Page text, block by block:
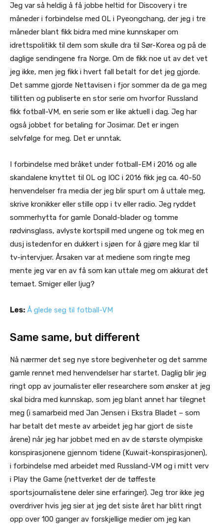
Jeg var så heldig å få jobbe heltid for Discovery i tre
måneder i forbindelse med OL i Pyeongchang, der jeg i tre
måneder blant fikk bidra med mine kunnskaper om
idrettspolitikk til dem som skulle dra til Sør-Korea og på de
daglige sendingene fra Norge. Om de fikk noe ut av det vet
jeg ikke, men jeg fikk i hvert fall betalt for det jeg gjorde.
Det samme gjorde Nettavisen i fjor sommer da de ga meg
tillitten og publiserte en stor serie om hvorfor Russland
fikk fotball-VM, en serie som er like aktuell i dag. Jeg har
også jobbet for betaling for Josimar. Det er ingen
selvfølge for meg. Det er unntak.
I forbindelse med bråket under fotball-EM i 2016 og alle
skandalene knyttet til OL og IOC i 2016 fikk jeg ca. 40-50
henvendelser fra media der jeg blir spurt om å uttale meg,
skrive kronikker eller stille opp i tv eller radio. Jeg ryddet
sommerhytta for gamle Donald-blader og tomme
rødvinsglass, avlyste kortspill med ungene og tok meg en
dusj istedenfor en dukkert i sjøen for å gjøre meg klar til
tv-intervjuer. Årsaken var at mediene som ringte meg
mente jeg var en av få som kan uttale meg om akkurat det
temaet. Smiger eller ljug?
Les: Å glede seg til fotball-VM
Same same, but different
Nå nærmer det seg nye store begivenheter og det samme
gamle rennet med henvendelser har startet. Daglig blir jeg
ringt opp av journalister eller researchere som ønsker at jeg
skal bidra med kunnskap, som jeg blant annet har tilegnet
meg (i samarbeid med Jan Jensen i Ekstra Bladet – som
har betalt det meste av arbeidet jeg har gjort de siste
årene) når jeg har jobbet med en av de største olympiske
konspirasjonene gjennom tidene (Kuwait-konspirasjonen),
i forbindelse med arbeidet med Russland-VM og i mitt verv
i Play the Game (nettverket der de tøffeste
sportsjournalistene deler sine erfaringer). Jeg tror ikke jeg
overdriver hvis jeg sier at jeg det siste året har blitt ringt
opp over 100 ganger av forskjellige medier om jeg kan